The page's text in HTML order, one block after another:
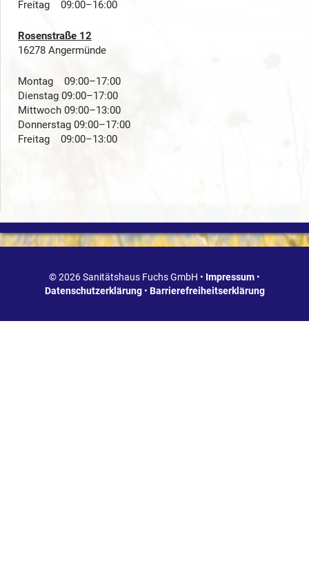
Freitag 09:00–16:00
Rosenstraße 12
16278 Angermünde
Montag 09:00–17:00
Dienstag 09:00–17:00
Mittwoch 09:00–13:00
Donnerstag 09:00–17:00
Freitag 09:00–13:00
© 2026 Sanitätshaus Fuchs GmbH • Impressum •
Datenschutzerklärung• Barrierefreiheitserklärung